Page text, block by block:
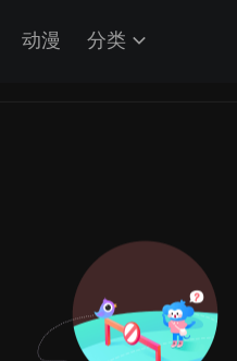
动漫 分类